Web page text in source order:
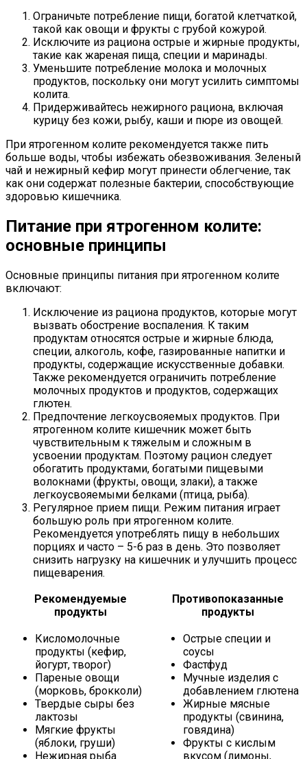
Ограничьте потребление пищи, богатой клетчаткой,
такой как овощи и фрукты с грубой кожурой.
Исключите из рациона острые и жирные продукты,
такие как жареная пища, специи и маринады.
Уменьшите потребление молока и молочных
продуктов, поскольку они могут усилить симптомы
колита.
Придерживайтесь нежирного рациона, включая
курицу без кожи, рыбу, каши и пюре из овощей.
При ятрогенном колите рекомендуется также пить
больше воды, чтобы избежать обезвоживания. Зеленый
чай и нежирный кефир могут принести облегчение, так
как они содержат полезные бактерии, способствующие
здоровью кишечника.
Питание при ятрогенном колите:
основные принципы
Основные принципы питания при ятрогенном колите
включают:
Исключение из рациона продуктов, которые могут
вызвать обострение воспаления. К таким
продуктам относятся острые и жирные блюда,
специи, алкоголь, кофе, газированные напитки и
продукты, содержащие искусственные добавки.
Также рекомендуется ограничить потребление
молочных продуктов и продуктов, содержащих
глютен.
Предпочтение легкоусвояемых продуктов. При
ятрогенном колите кишечник может быть
чувствительным к тяжелым и сложным в
усвоении продуктам. Поэтому рацион следует
обогатить продуктами, богатыми пищевыми
волокнами (фрукты, овощи, злаки), а также
легкоусвояемыми белками (птица, рыба).
Регулярное прием пищи. Режим питания играет
большую роль при ятрогенном колите.
Рекомендуется употреблять пищу в небольших
порциях и часто – 5-6 раз в день. Это позволяет
снизить нагрузку на кишечник и улучшить процесс
пищеварения.
Рекомендуемые
продукты
Противопоказанные
продукты
Кисломолочные
продукты (кефир,
йогурт, творог)
Пареные овощи
(морковь, брокколи)
Твердые сыры без
лактозы
Мягкие фрукты
(яблоки, груши)
Нежирная рыба
Острые специи и
соусы
Фастфуд
Мучные изделия с
добавлением глютена
Жирные мясные
продукты (свинина,
говядина)
Фрукты с кислым
вкусом (лимоны,